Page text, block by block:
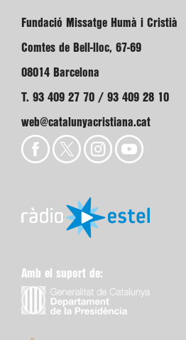
Fundació Missatge Humà i Cristià
Comtes de Bell-lloc, 67-69
08014 Barcelona
T. 93 409 27 70 / 93 409 28 10
web@catalunyacristiana.cat
Amb el suport de: